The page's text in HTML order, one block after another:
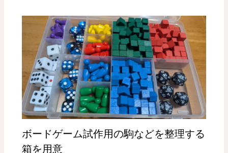
ボードゲーム試作用の駒などを整理する
箱を用意